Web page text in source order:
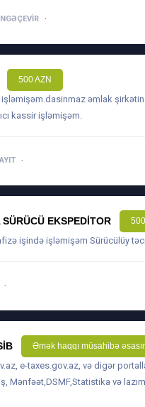
500 AZN
əmlak
kassir işləmişəm.
EKSPEDITOR
işində işləmişəm Sürücülüy
Əmək haqqı müsahibə
e-taxes.gov.az, və digər
Mənfəət,DSMF,Statistika və